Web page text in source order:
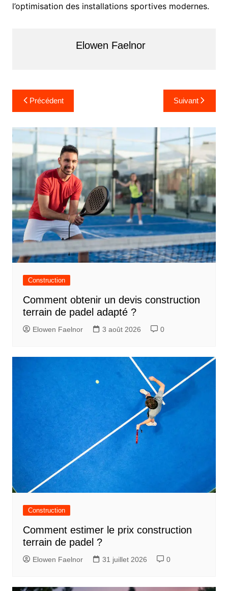
l’optimisation des installations sportives modernes.
Elowen Faelnor
a
v
i
g
a
t
i
o
n
d
Précédent Suivant
Construction
Comment obtenir un devis construction
terrain de padel adapté ?
Elowen Faelnor 3 août 2026 0
Construction
Comment estimer le prix construction
terrain de padel ?
Elowen Faelnor 31 juillet 2026 0